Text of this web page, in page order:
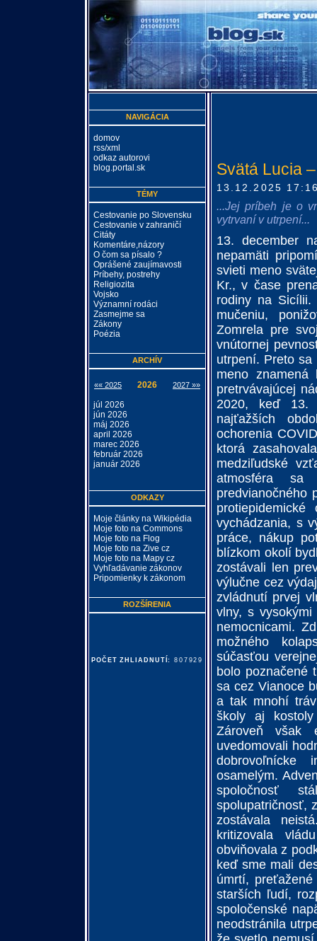
Svätá Lucia
13.12.2025
...Jej príbeh je o
vytrvaní v utrpení...
13. december
nepamäti
svieti meno
Kr., v čase
rodiny na Sicílii.
mučeniu,
Zomrela pre
vnútornej
utrpení. Preto sa
meno
pretrvávajúcej
2020, keď 13.
najťažších
ochorenia
ktorá
medziľudské
atmosféra sa
predvianočného
vychádzania, s
práce, nákup
blízkom okolí
zostávali len
výlučne cez
zvládnutí prvej
vlny, s
nemocnicami.
možného
súčasťou
bolo poznačené
sa cez Vianoce
a tak mnohí
školy aj
Zároveň však
uvedomovali
dobrovoľnícke
osamelým.
spoločnosť
spolupatričnosť,
zostávala
kritizovala
obviňovala z
keď sme mali
úmrtí,
starších ľudí,
spoločenské
neodstránila
NAVIGÁCIA
domov
rss/xml
odkaz autorovi
blog.portal.sk
TÉMY
Cestovanie po Slovensku
Cestovanie v zahraničí
Citáty
Komentáre,názory
O čom sa písalo ?
Oprášené zaujímavosti
Príbehy, postrehy
Religiozita
Vojsko
Významní rodáci
Zasmejme sa
Zákony
Poézia
ARCHÍV
«« 2025 2026 2027 »»
júl 2026
jún 2026
máj 2026
april 2026
marec 2026
február 2026
január 2026
ODKAZY
Moje články na Wikipédia
Moje foto na Commons
Moje foto na Flog
Moje foto na Zive cz
Moje foto na Mapy cz
Vyhľadávanie zákonov
Pripomienky k zákonom
ROZŠÍRENIA
POČET ZHLIADNUTÍ: 807929